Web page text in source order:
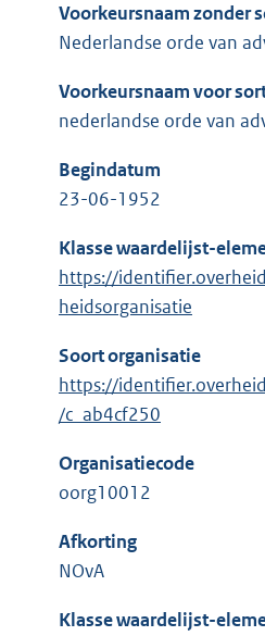
Voorkeursnaam zonder
Nederlandse orde van
Voorkeursnaam voor
nederlandse orde van
Begindatum
23-06-1952
Klasse waardelijst-
https://
heidsorganisatie
Soort organisatie
https://
/c_ab4cf250
Organisatiecode
oorg10012
Afkorting
NOvA
Klasse waardelijst-